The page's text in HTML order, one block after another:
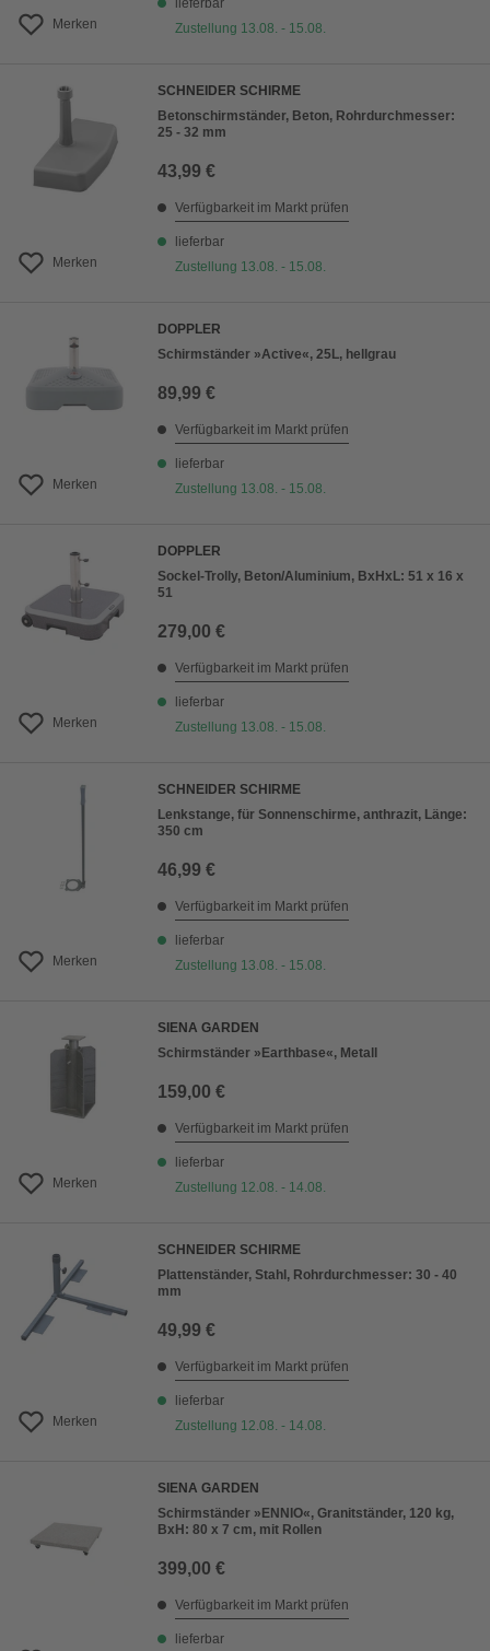
Merken
lieferbar
Zustellung 13.08. - 15.08.
Merken
SCHNEIDER SCHIRME
Betonschirmständer, Beton, Rohrdurchmesser:
25 - 32 mm
43,99 €
Verfügbarkeit im Markt prüfen
lieferbar
Zustellung 13.08. - 15.08.
Merken
DOPPLER
Schirmständer »Active«, 25L, hellgrau
89,99 €
Verfügbarkeit im Markt prüfen
lieferbar
Zustellung 13.08. - 15.08.
Merken
DOPPLER
Sockel-Trolly, Beton/Aluminium, BxHxL: 51 x 16 x
51
279,00 €
Verfügbarkeit im Markt prüfen
lieferbar
Zustellung 13.08. - 15.08.
Merken
SCHNEIDER SCHIRME
Lenkstange, für Sonnenschirme, anthrazit, Länge:
350 cm
46,99 €
Verfügbarkeit im Markt prüfen
lieferbar
Zustellung 13.08. - 15.08.
Merken
SIENA GARDEN
Schirmständer »Earthbase«, Metall
159,00 €
Verfügbarkeit im Markt prüfen
lieferbar
Zustellung 12.08. - 14.08.
Merken
SCHNEIDER SCHIRME
Plattenständer, Stahl, Rohrdurchmesser: 30 - 40
mm
49,99 €
Verfügbarkeit im Markt prüfen
lieferbar
Zustellung 12.08. - 14.08.
SIENA GARDEN
Schirmständer »ENNIO«, Granitständer, 120 kg,
BxH: 80 x 7 cm, mit Rollen
399,00 €
Verfügbarkeit im Markt prüfen
lieferbar